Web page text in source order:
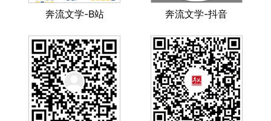
奔流文学-B站 奔流文学-抖音